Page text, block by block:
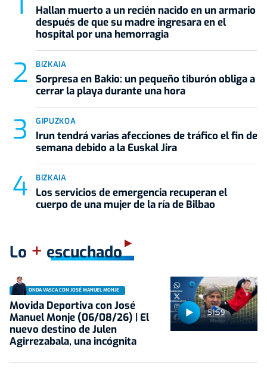
Hallan muerto a un recién nacido en un armario
después de que su madre ingresara en el
hospital por una hemorragia
BIZKAIA
Sorpresa en Bakio: un pequeño tiburón obliga a
cerrar la playa durante una hora
GIPUZKOA
Irun tendrá varias afecciones de tráfico el fin de
semana debido a la Euskal Jira
BIZKAIA
Los servicios de emergencia recuperan el
cuerpo de una mujer de la ría de Bilbao
Lo + escuchado
51:59
ONDA VASCA CON JOSÉ MANUEL MONJE
Movida Deportiva con José
Manuel Monje (06/08/26) | El
nuevo destino de Julen
Agirrezabala, una incógnita